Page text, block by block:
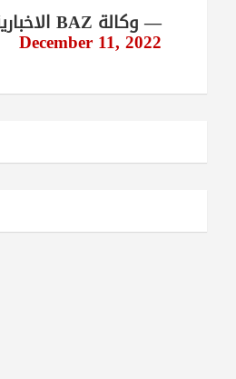
— وكالة BAZ الاخبارية (@baznewz)
December 11, 2022